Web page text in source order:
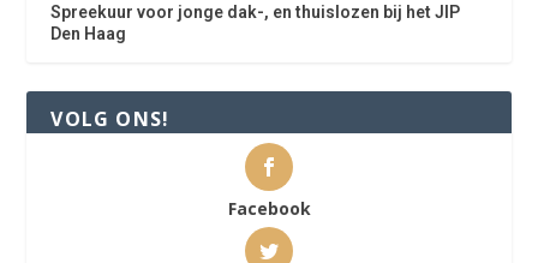
Spreekuur voor jonge dak-, en thuislozen bij het JIP
Den Haag
VOLG ONS!
Facebook